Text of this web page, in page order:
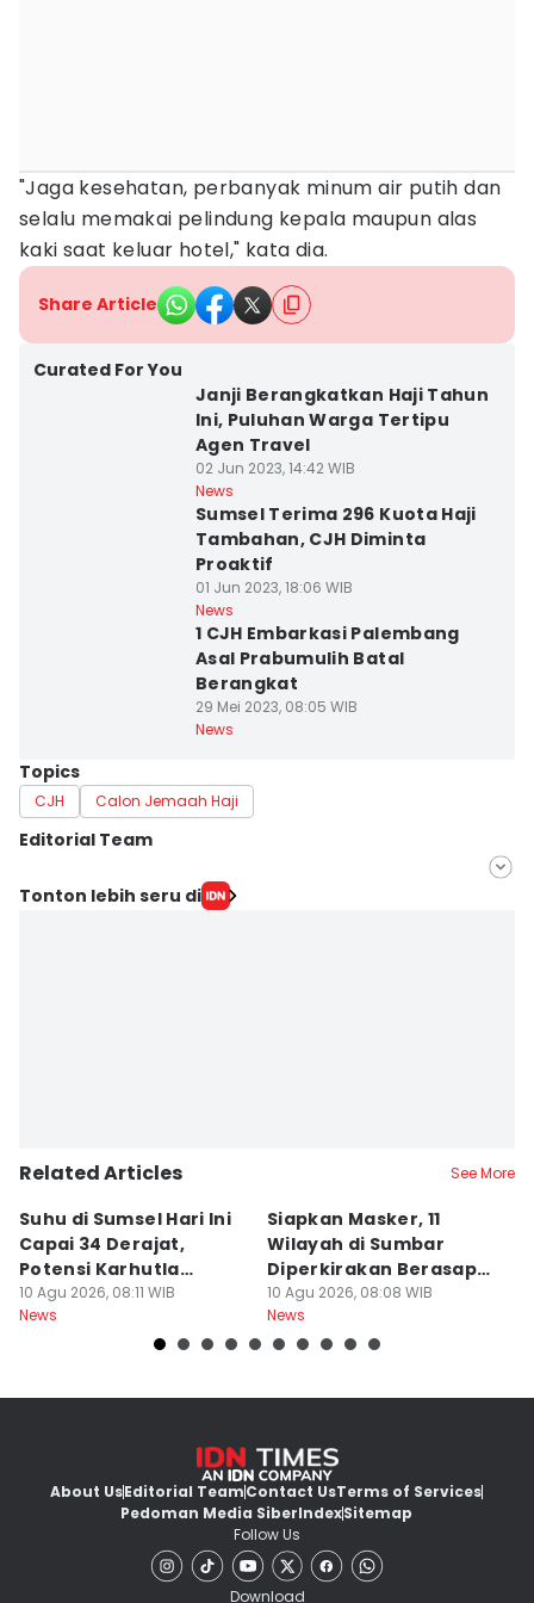
"Jaga kesehatan, perbanyak minum air putih dan
selalu memakai pelindung kepala maupun alas
kaki saat keluar hotel," kata dia.
Share Article
Curated For You
Janji Berangkatkan Haji Tahun
Ini, Puluhan Warga Tertipu
Agen Travel
02 Jun 2023, 14:42 WIB
News
Sumsel Terima 296 Kuota Haji
Tambahan, CJH Diminta
Proaktif
01 Jun 2023, 18:06 WIB
News
1 CJH Embarkasi Palembang
Asal Prabumulih Batal
Berangkat
29 Mei 2023, 08:05 WIB
News
Topics
CJH Calon Jemaah Haji
Editorial Team
Editor
Tonton lebih seru di
Related Articles See More
Suhu di Sumsel Hari Ini
Capai 34 Derajat,
Potensi Karhutla
Meningkat
10 Agu 2026, 08:11 WIB
News
Siapkan Masker, 11
Wilayah di Sumbar
Diperkirakan Berasap
dan Berkabut
10 Agu 2026, 08:08 WIB
News
About UsEditorial TeamContact UsTerms of Services
Pedoman Media SiberIndexSitemap
Follow Us
Download